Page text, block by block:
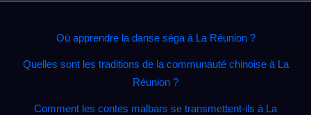
Où apprendre la danse séga à La Réunion ?
Quelles sont les traditions de la communauté chinoise à La
Réunion ?
Comment les contes malbars se transmettent‑ils à La